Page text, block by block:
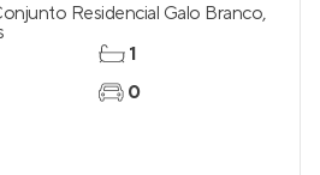
Residencial Galo Branco,
1
0